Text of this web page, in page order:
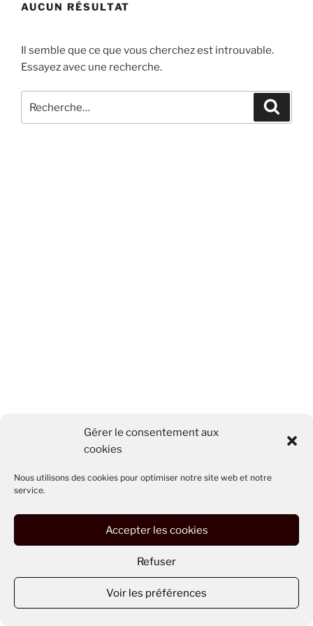
Gérer le consentement aux
cookies
Nous utilisons des cookies pour optimiser notre site web et notre
service.
Accepter les cookies
Refuser
Voir les préférences
Aller
principal
AUCUN RÉSULTAT
Il semble que ce que vous cherchez est introuvable.
Essayez avec une recherche.
pour